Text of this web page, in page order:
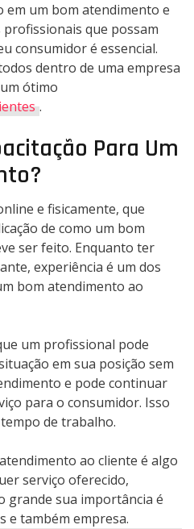
em um bom atendimento e
que possam
consumidor é essencial.
dentro de uma empresa
ótimo
.
Para Um
e fisicamente, que
de como um bom
ser feito. Enquanto ter
experiência é um dos
bom atendimento ao
um profissional pode
em sua posição sem
e pode continuar
para o consumidor. Isso
de trabalho.
ao cliente é algo
serviço oferecido,
grande sua importância é
e também empresa.